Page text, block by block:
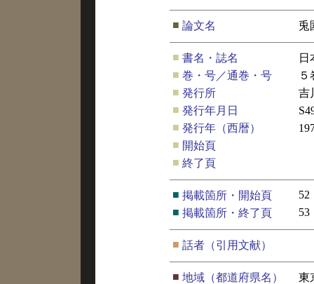
■ 論文名 兎
■ 書名・誌名
日
■ 巻・号／通巻・号
５
■ 発行所
吉
■ 発行年月日
■ 発行年（西暦）
■ 開始頁
■ 終了頁
■ 掲載箇所・開始頁
52
■ 掲載箇所・終了頁 53
■ 話者（引用文献）
■ 地域（都道府県名）
東